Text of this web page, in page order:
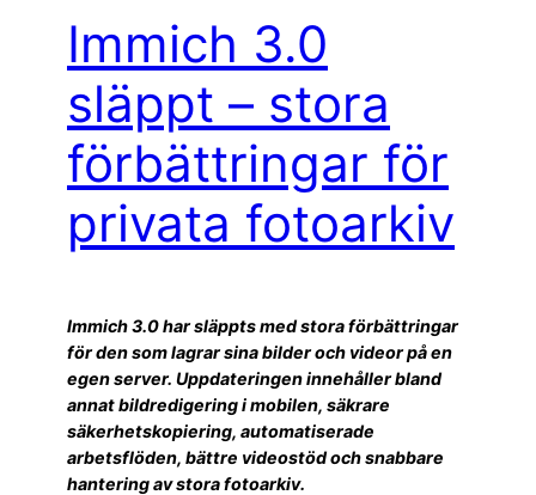
Immich 3.0
släppt – stora
förbättringar för
privata fotoarkiv
Immich 3.0 har släppts med stora förbättringar
för den som lagrar sina bilder och videor på en
egen server. Uppdateringen innehåller bland
annat bildredigering i mobilen, säkrare
säkerhetskopiering, automatiserade
arbetsflöden, bättre videostöd och snabbare
hantering av stora fotoarkiv.